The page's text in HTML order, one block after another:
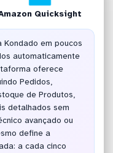
Quicksight
Kondado em poucos
automaticamente
oferece
Pedidos,
de Produtos,
detalhados sem
avançado ou
define a
a cada cinco